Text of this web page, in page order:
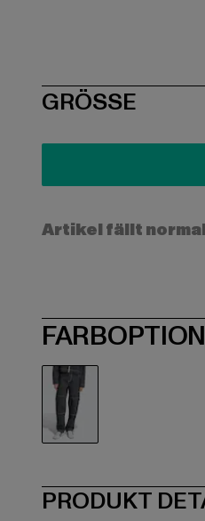
SIZE
GRÖSSE
Artikel fällt
PRODUKT